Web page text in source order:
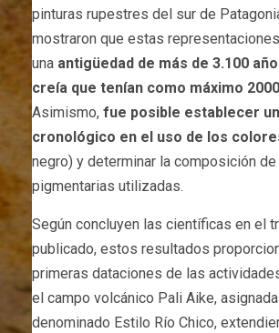
pinturas rupestres del sur de
mostraron que estas
una antigüedad de más de 3.100
creía que tenían como máximo
Asimismo, fue posible establecer
cronológico en el uso de los
negro) y determinar la composición
pigmentarias utilizadas.
Según concluyen las científicas en el
publicado, estos resultados
primeras dataciones de las
el campo volcánico Pali Aike,
denominado Estilo Río Chico,